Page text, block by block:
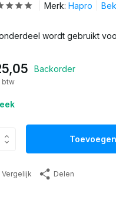
Merk: Hapro
wordt gebruikt
Backorder
btw
Vergelijk Delen